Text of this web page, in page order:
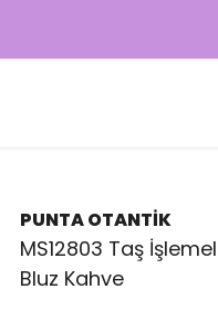
PUNTA OTANTİK
MS12803 Taş
Bluz Kahve